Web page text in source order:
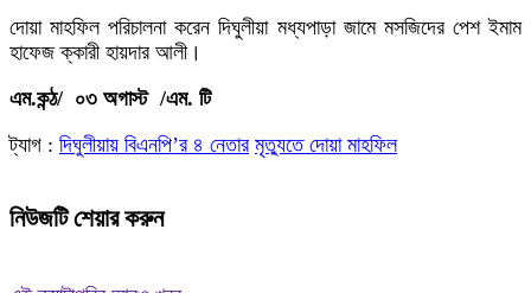
দোয়া মাহফিল পরিচালনা করেন দিঘুলীয়া মধ্যপাড়া জামে মসজিদের পেশ ইমাম
হাফেজ ক্কারী হায়দার আলী।
এম.কন্ঠ/ ০৩ অগাস্ট /এম. টি
ট্যাগ : দিঘুলীয়ায় বিএনপি’র ৪ নেতার মৃত্যুতে দোয়া মাহফিল
নিউজটি শেয়ার করুন